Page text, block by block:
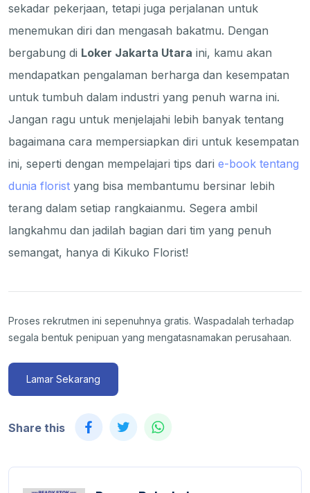
sekadar pekerjaan, tetapi juga perjalanan untuk
menemukan diri dan mengasah bakatmu. Dengan
bergabung di Loker Jakarta Utara ini, kamu akan
mendapatkan pengalaman berharga dan kesempatan
untuk tumbuh dalam industri yang penuh warna ini.
Jangan ragu untuk menjelajahi lebih banyak tentang
bagaimana cara mempersiapkan diri untuk kesempatan
ini, seperti dengan mempelajari tips dari e-book tentang
dunia florist yang bisa membantumu bersinar lebih
terang dalam setiap rangkaianmu. Segera ambil
langkahmu dan jadilah bagian dari tim yang penuh
semangat, hanya di Kikuko Florist!
Proses rekrutmen ini sepenuhnya gratis. Waspadalah terhadap
segala bentuk penipuan yang mengatasnamakan perusahaan.
Lamar Sekarang
Share this